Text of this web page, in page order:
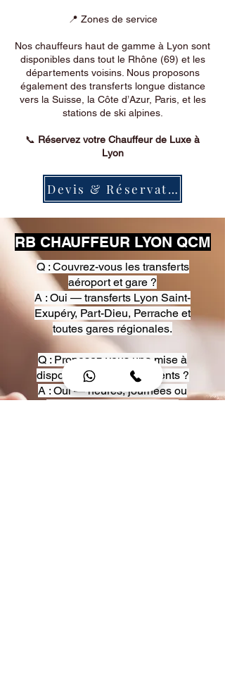
📍 Zones de service
Nos chauffeurs haut de gamme à Lyon sont
disponibles dans tout le Rhône (69) et les
départements voisins. Nous proposons
également des transferts longue distance
vers la Suisse, la Côte d’Azur, Paris, et les
stations de ski alpines.
📞 Réservez votre Chauffeur de Luxe à
Lyon
Devis & Réservation
RB CHAUFFEUR LYON QCM
Q : Couvrez-vous les transferts
aéroport et gare ?
A : Oui — transferts Lyon Saint-
Exupéry, Part-Dieu, Perrache et
toutes gares régionales.
Q : Proposez-vous une mise à
disposition pour événements ?
A : Oui — heures, journées ou